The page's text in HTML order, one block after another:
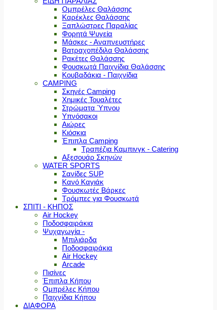
Ομπρέλες Θαλάσσης
Καρέκλες Θαλάσσης
Ξαπλώστρες Παραλίας
Φορητά Ψυγεία
Μάσκες - Αναπνευστήρες
Βατραχοπέδιλα Θαλάσσης
Ρακέτες Θαλάσσης
Φουσκωτά Παιχνίδια Θαλάσσης
Κουβαδάκια - Παιχνίδια
CAMPING
Σκηνές Camping
Χημικές Τουαλέτες
Στρώματα Ύπνου
Υπνόσακοι
Αιώρες
Κιόσκια
Έπιπλα Camping
Τραπέζια Καμπινγκ - Catering
Αξεσουάρ Σκηνών
WATER SPORTS
Σανίδες SUP
Κανό Καγιάκ
Φουσκωτές Βάρκες
Τρόμπες για Φουσκωτά
ΣΠΙΤΙ - ΚΗΠΟΣ
Air Hockey
Ποδοσφαιράκια
Ψυχαγωγία -
Μπιλιάρδα
Ποδοσφαιράκια
Air Hockey
Arcade
Πισίνες
Έπιπλα Κήπου
Ομπρέλες Κήπου
Παιχνίδια Κήπου
ΔΙΑΦΟΡΑ